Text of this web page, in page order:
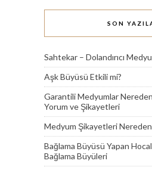
SON
Sahtekar – Dolandırıcı
Aşk Büyüsü Etkili mi?
Garantili Medyumlar
Yorum ve Şikayetleri
Medyum Şikayetleri
Bağlama Büyüsü Yapan
Bağlama Büyüleri